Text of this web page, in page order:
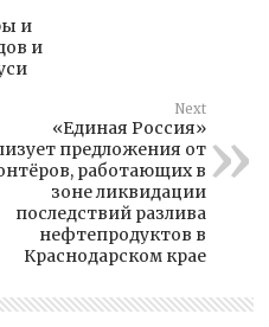
и
и
Next
«Единая Россия»
предложения от
работающих в
зоне ликвидации
последствий разлива
нефтепродуктов в
Краснодарском крае